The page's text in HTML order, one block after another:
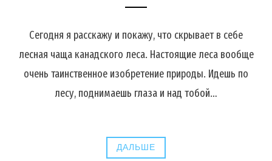
Сегодня я расскажу и покажу, что скрывает в себе
лесная чаща канадского леса. Настоящие леса вообще
очень таинственное изобретение природы. Идешь по
лесу, поднимаешь глаза и над тобой…
ДАЛЬШЕ